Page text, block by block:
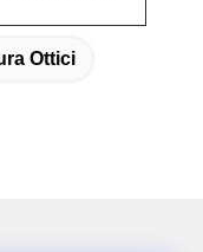
Ottici